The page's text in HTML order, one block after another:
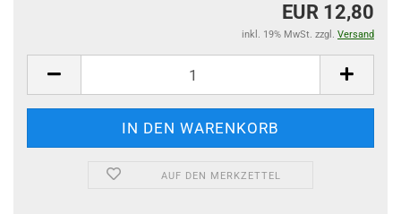
EUR 12,80
inkl. 19% MwSt. zzgl. Versand
AUF DEN MERKZETTEL